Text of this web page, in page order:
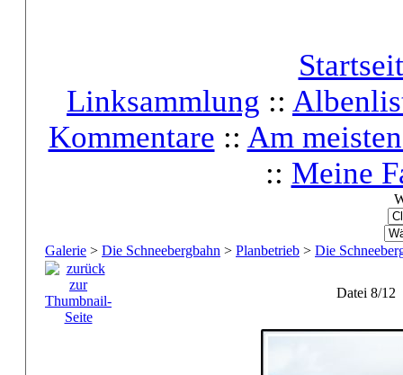
Linksammlung ::
Kommentare :: Am
:: Meine
Galerie > Die Schneebergbahn > Planbetrieb > Die
Datei 8/12